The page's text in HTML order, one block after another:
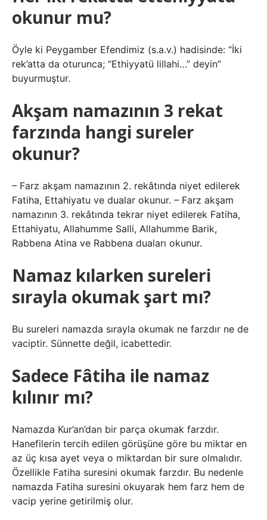
okunur mu?
Öyle ki Peygamber Efendimiz (s.a.v.) hadisinde: “İki
rek’atta da oturunca; “Ethiyyatü lillahi…” deyin”
buyurmuştur.
Akşam namazının 3 rekat
farzında hangi sureler
okunur?
– Farz akşam namazının 2. rekâtında niyet edilerek
Fatiha, Ettahiyatu ve dualar okunur. – Farz akşam
namazının 3. rekâtında tekrar niyet edilerek Fatiha,
Ettahiyatu, Allahumme Salli, Allahumme Barik,
Rabbena Atina ve Rabbena duaları okunur.
Namaz kılarken sureleri
sırayla okumak şart mı?
Bu sureleri namazda sırayla okumak ne farzdır ne de
vaciptir. Sünnette değil, icabettedir.
Sadece Fâtiha ile namaz
kılınır mı?
Namazda Kur’an’dan bir parça okumak farzdır.
Hanefilerin tercih edilen görüşüne göre bu miktar en
az üç kısa ayet veya o miktardan bir sure olmalıdır.
Özellikle Fatiha suresini okumak farzdır. Bu nedenle
namazda Fatiha suresini okuyarak hem farz hem de
vacip yerine getirilmiş olur.